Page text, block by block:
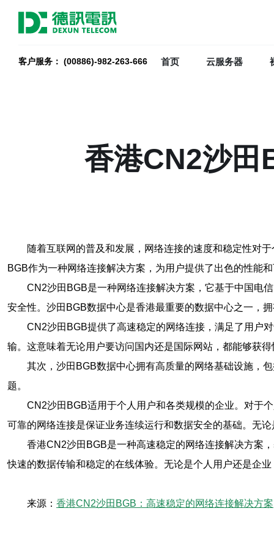
客户服务： (00886)-982-263-666 首页 云服务器
香港CN2沙田
随着互联网的普及和发展，网络连接的速度和稳定性对
BGB作为一种网络连接解决方案，为用户提供了出色的性能
CN2沙田BGB是一种网络连接解决方案，它基于中国电
安全性。沙田BGB数据中心是香港最重要的数据中心之一，
CN2沙田BGB提供了高速稳定的网络连接，满足了用户
输。这意味着无论用户要访问国内还是国际网站，都能够获
其次，沙田BGB数据中心拥有高质量的网络基础设施，
题。
CN2沙田BGB适用于个人用户和各类规模的企业。对于
可靠的网络连接是保证业务连续运行和数据安全的基础。无
香港CN2沙田BGB是一种高速稳定的网络连接解决方案
快速的数据传输和稳定的在线体验。无论是个人用户还是企
来源： 香港CN2沙田BGB：高速稳定的网络连接解决方案